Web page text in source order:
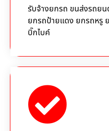
รับจ้างยกรถ ขนส่งรถย
ยกรถป้ายแดง ยกรถหรู
บิ๊กไบค์